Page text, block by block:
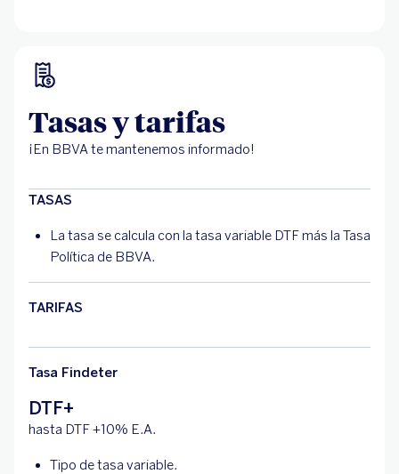
Tasas y tarifas
¡En BBVA te mantenemos informado!
TASAS
La tasa se calcula con la tasa variable DTF más la Tasa
Política de BBVA.
TARIFAS
Tasa Findeter
DTF+
hasta DTF +10% E.A.
Tipo de tasa variable.